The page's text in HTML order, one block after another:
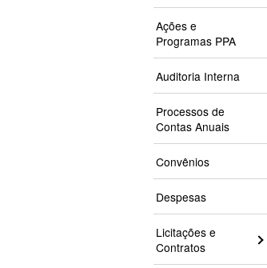
Ações e
Programas PPA
Auditoria Interna
Processos de
Contas Anuais
Convênios
Despesas
Licitações e
Contratos